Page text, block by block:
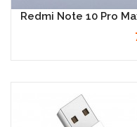
Redmi Note 10 Pro